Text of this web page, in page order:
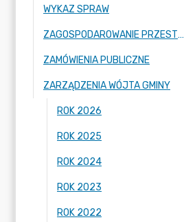
WYKAZ SPRAW
ZAGOSPODAROWANIE PRZESTRZENNE
ZAMÓWIENIA PUBLICZNE
ZARZĄDZENIA WÓJTA GMINY
ROK 2026
ROK 2025
ROK 2024
ROK 2023
ROK 2022